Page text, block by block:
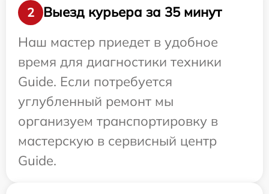
2
Выезд курьера за 35 минут
Наш мастер приедет в удобное
время для диагностики техники
Guide. Если потребуется
углубленный ремонт мы
организуем транспортировку в
мастерскую в сервисный центр
Guide.